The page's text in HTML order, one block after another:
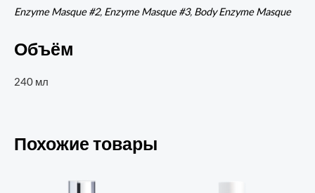
Enzyme Masque #2, Enzyme Masque #3, Body Enzyme Masque
Объём
240 мл
Похожие товары